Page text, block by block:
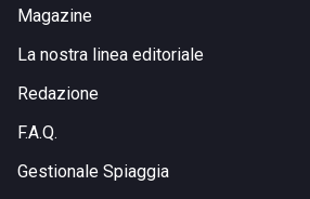
Magazine
La nostra linea editoriale
Redazione
F.A.Q.
Gestionale Spiaggia